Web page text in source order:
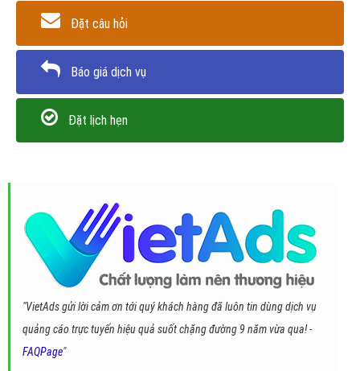
Đặt câu hỏi
Báo giá dịch vụ
Đặt lịch hẹn
"VietAds gửi lời cảm ơn tới quý khách hàng đã luôn tin dùng dịch vụ
quảng cáo trực tuyến hiệu quả suốt chặng đường 9 năm vừa qua! -
FAQPage"